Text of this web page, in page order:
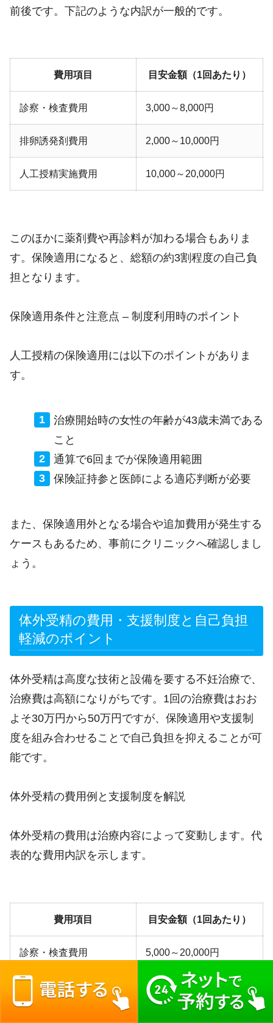
前後です。下記のような内訳が一般的です。
費用項目 目安金額（1回あたり）
診察・検査費用 3,000～8,000円
排卵誘発剤費用 2,000～10,000円
人工授精実施費用 10,000～20,000円
このほかに薬剤費や再診料が加わる場合もありま
す。保険適用になると、総額の約3割程度の自己負
担となります。
保険適用条件と注意点 – 制度利用時のポイント
人工授精の保険適用には以下のポイントがありま
す。
治療開始時の女性の年齢が43歳未満である
こと
通算で6回までが保険適用範囲
保険証持参と医師による適応判断が必要
また、保険適用外となる場合や追加費用が発生する
ケースもあるため、事前にクリニックへ確認しまし
ょう。
体外受精の費用・支援制度と自己負担
軽減のポイント
体外受精は高度な技術と設備を要する不妊治療で、
治療費は高額になりがちです。1回の治療費はおお
よそ30万円から50万円ですが、保険適用や支援制
度を組み合わせることで自己負担を抑えることが可
能です。
体外受精の費用例と支援制度を解説
体外受精の費用は治療内容によって変動します。代
表的な費用内訳を示します。
費用項目 目安金額（1回あたり）
診察・検査費用 5,000～20,000円
採卵・培養費用 100,000～200,000円